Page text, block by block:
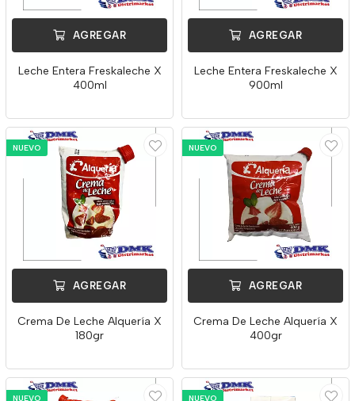
AGREGAR
Leche Entera Freskaleche X
400ml
AGREGAR
Leche Entera Freskaleche X
900ml
NUEVO
AGREGAR
Crema De Leche Alquería X
180gr
NUEVO
AGREGAR
Crema De Leche Alquería X
400gr
NUEVO NUEVO